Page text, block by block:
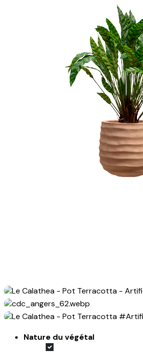
Nature du végétal